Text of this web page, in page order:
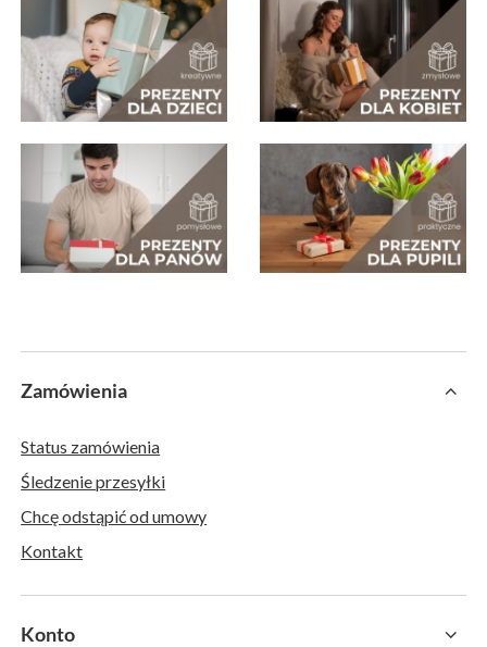
Zamówienia
Status zamówienia
Śledzenie przesyłki
Chcę odstąpić od umowy
Kontakt
Konto